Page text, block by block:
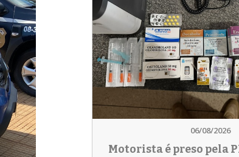
06/08/2026
Motorista é preso pela